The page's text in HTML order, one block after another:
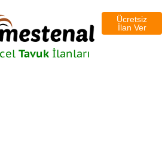
Ücretsiz
İlan Ver
Tavuk İlanları